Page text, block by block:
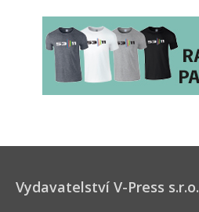
Vydavatelství V-Press s.r.o.